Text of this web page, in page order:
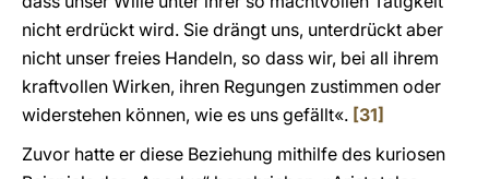
nicht erdrückt wird. Sie drängt uns, unterdrückt aber
nicht unser freies Handeln, so dass wir, bei all ihrem
kraftvollen Wirken, ihren Regungen zustimmen oder
widerstehen können, wie es uns gefällt«. [31]
Zuvor hatte er diese Beziehung mithilfe des kuriosen